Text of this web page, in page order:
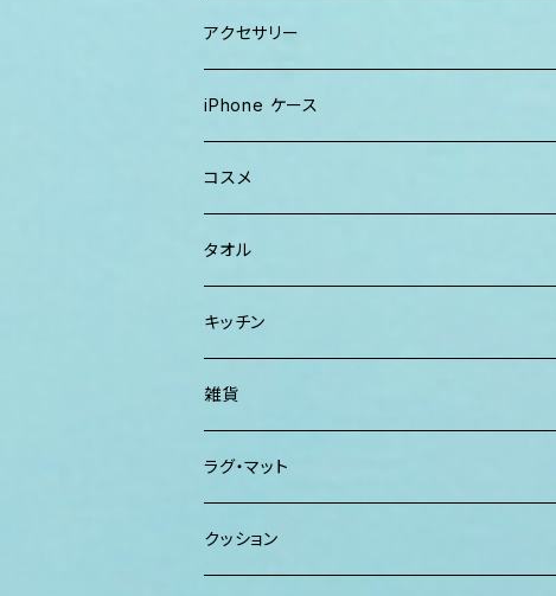
トートバッグ
2WAYバッグ
マルシェバッグ
ボストンバッグ
ショルダー
クラッチバッグ
キャップ
Tシャツ
レディース
ソックス
マキシワンピ、スカート
パンツ
パーカー、スウェット
メンズ
Tシャツ ロンT
カジュアルシャツ
アクセサリー
Lani Hawaii Jewelry
Foterra Jewelry
AHolic Handmade
vividy
iPhone ケース
コスメ
BLOSSOM
KULA HERBS
ISLAND BATH & BODY
Maui Mike's
TERRANOVA
タオル
スマーフ
ハンドタオル、ハンカチタオル
キッチン
California Surf Supply
スマーフ
雑貨
ディフューザー
ラグ・マット
クッション